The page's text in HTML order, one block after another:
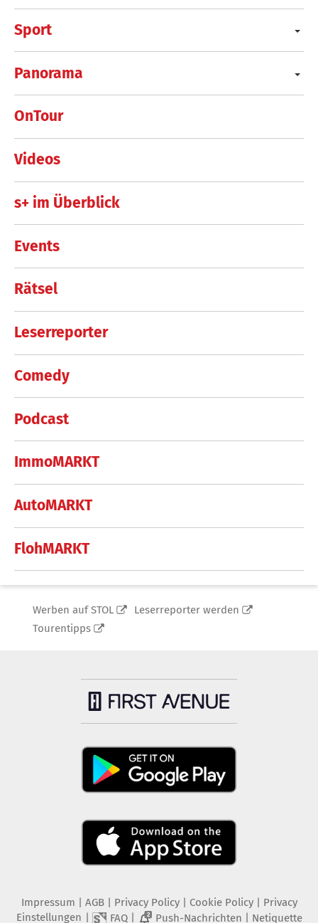
Sport
Panorama
OnTour
Videos
s+ im Überblick
Events
Rätsel
Leserreporter
Comedy
Podcast
ImmoMARKT
AutoMARKT
FlohMARKT
Werben auf STOL
Leserreporter werden
Tourentipps
Impressum AGB Privacy Policy| Cookie Policy| Privacy
Einstellungen
FAQ| 2 Push-Nachrichten Netiquette